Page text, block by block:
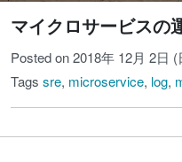
マイクロサービスの
Posted on 2018年 12月 2日 (
Tags sre, microservice, log,